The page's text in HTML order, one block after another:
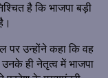
है कि भाजपा बड़ी
पर उन्होंने कहा कि वह
ही नेतृत्व में भाजपा